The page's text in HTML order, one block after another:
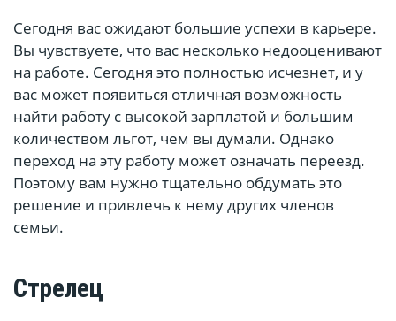
Сегодня вас ожидают большие успехи в карьере.
Вы чувствуете, что вас несколько недооценивают
на работе. Сегодня это полностью исчезнет, и у
вас может появиться отличная возможность
найти работу с высокой зарплатой и большим
количеством льгот, чем вы думали. Однако
переход на эту работу может означать переезд.
Поэтому вам нужно тщательно обдумать это
решение и привлечь к нему других членов
семьи.
Стрелец